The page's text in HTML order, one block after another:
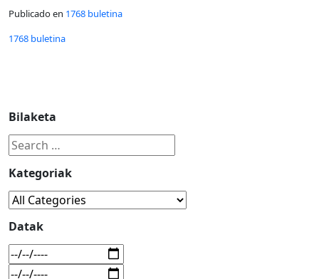
Publicado en 1768 buletina
1768 buletina
Bilaketa
Kategoriak
Datak